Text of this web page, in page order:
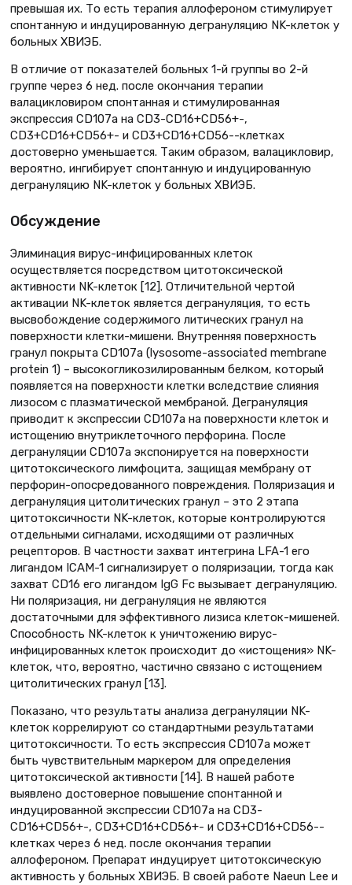
превышая их. То есть терапия аллофероном стимулирует
спонтанную и индуцированную дегрануляцию NK-клеток у
больных ХВИЭБ.
В отличие от показателей больных 1-й группы во 2-й
группе через 6 нед. после окончания терапии
валацикловиром спонтанная и стимулированная
экспрессия СD107а на СD3-СD16+CD56+-,
СD3+СD16+CD56+- и СD3+СD16+CD56--клетках
достоверно уменьшается. Таким образом, валацикловир,
вероятно, ингибирует спонтанную и индуцированную
дегрануляцию NK-клеток у больных ХВИЭБ.
Обсуждение
Элиминация вирус-инфицированных клеток
осуществляется посредством цитотоксической
активности NK-клеток [12]. Отличительной чертой
активации NK-клеток является дегрануляция, то есть
высвобождение содержимого литических гранул на
поверхности клетки-мишени. Внутренняя поверхность
гранул покрыта CD107a (lysosome-associated membrane
protein 1) – высокогликозилированным белком, который
появляется на поверхности клетки вследствие слияния
лизосом с плазматической мембраной. Дегрануляция
приводит к экспрессии CD107a на поверхности клеток и
истощению внутриклеточного перфорина. После
дегрануляции CD107a экспонируется на поверхности
цитотоксического лимфоцита, защищая мембрану от
перфорин-опосредованного повреждения. Поляризация и
дегрануляция цитолитических гранул – это 2 этапа
цитотоксичности NK-клеток, которые контролируются
отдельными сигналами, исходящими от различных
рецепторов. В частности захват интегрина LFA-1 его
лигандом ICAM-1 сигнализирует о поляризации, тогда как
захват CD16 его лигандом IgG Fc вызывает дегрануляцию.
Ни поляризация, ни дегрануляция не являются
достаточными для эффективного лизиса клеток-мишеней.
Способность NK-клеток к уничтожению вирус-
инфицированных клеток происходит до «истощения» NK-
клеток, что, вероятно, частично связано с истощением
цитолитических гранул [13].
Показано, что результаты анализа дегрануляции NK-
клеток коррелируют со стандартными результатами
цитотоксичности. То есть экспрессия CD107a может
быть чувствительным маркером для определения
цитотоксической активности [14]. В нашей работе
выявлено достоверное повышение спонтанной и
индуцированной экспрессии СD107а на СD3-
СD16+CD56+-, СD3+СD16+CD56+- и СD3+СD16+CD56--
клетках через 6 нед. после окончания терапии
аллофероном. Препарат индуцирует цитотоксическую
активность у больных ХВИЭБ. В своей работе Naeun Lee и